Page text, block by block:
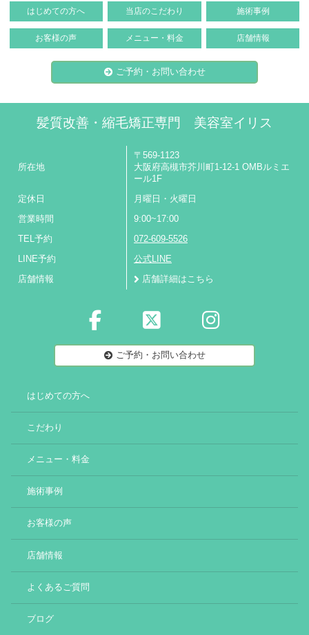
はじめての方へ 当店のこだわり 施術事例
お客様の声 メニュー・料金 店舗情報
ご予約・お問い合わせ
髪質改善・縮毛矯正専門 美容室イリス
所在地
〒569-1123
大阪府高槻市芥川町1-12-1 OMBルミエ
ール1F
定休日 月曜日・火曜日
営業時間 9:00~17:00
TEL予約 072-609-5526
LINE予約 公式LINE
店舗情報 店舗詳細はこちら
ご予約・お問い合わせ
はじめての方へ
こだわり
メニュー・料金
施術事例
お客様の声
店舗情報
よくあるご質問
ブログ